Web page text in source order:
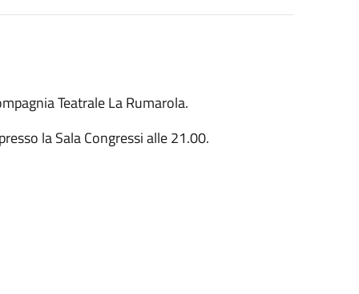
Teatrale La Rumarola.
la Sala Congressi alle 21.00.